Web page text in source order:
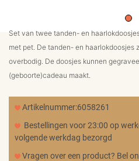
NORQAIN
REPARATIE
Set van twee tanden- en
met pet. De tanden- en haarlokdoosjes
overbodig. De doosjes kunnen
(geboorte)cadeau maakt.
Artikelnummer:6058261
Bestellingen voor 23:00 op
volgende werkdag bezorgd
Vragen over een product? Bel